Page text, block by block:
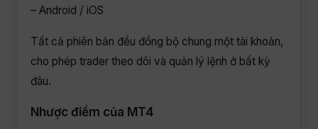
– Android / iOS
Tất cả phiên bản đều đồng bộ chung một tài khoản,
cho phép trader theo dõi và quản lý lệnh ở bất kỳ
đâu.
Nhược điểm của MT4